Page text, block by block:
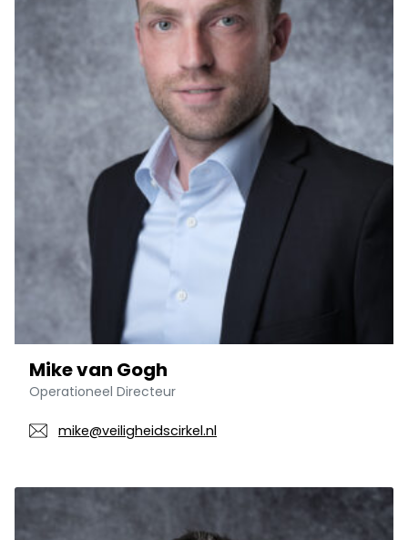
Mike van Gogh
Operationeel Directeur
mike@veiligheidscirkel.nl